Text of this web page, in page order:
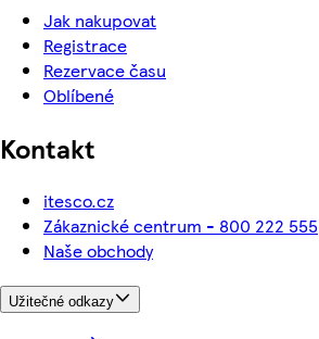
Jak nakupovat
Registrace
Rezervace času
Oblíbené
Kontakt
itesco.cz
Zákaznické centrum - 800 222 555
Naše obchody
Užitečné odkazy